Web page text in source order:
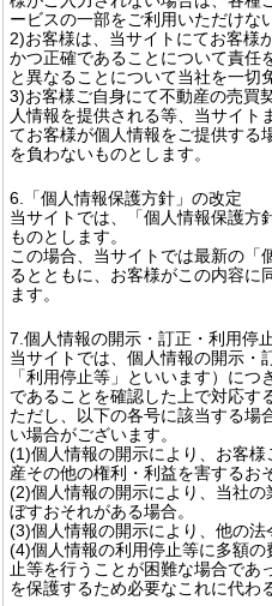
ービスの一部をご利用いただけな
2)お客様は、当サイトにてお客様
かつ正確であることについて責任
と異なることについて当社を一切
3)お客様ご自身にて不動産の売買
人情報を提供される等、当サイト
てお客様が個人情報をご提供する
を負わないものとします。
6.「個人情報保護方針」の改定
当サイトでは、「個人情報保護方
ものとします。
この場合、当サイトでは最新の「
るとともに、お客様がこの内容に
ます。
7.個人情報の開示・訂正・利用停
当サイトでは、個人情報の開示・
「利用停止等」といいます）に
であることを確認した上で対応す
ただし、以下の各号に該当する場
い場合がございます。
(1)個人情報の開示により、お客
産その他の権利・利益を害するお
(2)個人情報の開示により、当社
ぼすおそれがある場合。
(3)個人情報の開示により、他の法
(4)個人情報の利用停止等に多額
止等を行うことが困難な場合であ
を保護するため必要なこれに代わ